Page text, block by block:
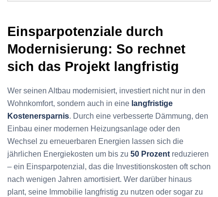
Einsparpotenziale durch
Modernisierung: So rechnet
sich das Projekt langfristig
Wer seinen Altbau modernisiert, investiert nicht nur in den
Wohnkomfort, sondern auch in eine langfristige
Kostenersparnis. Durch eine verbesserte Dämmung, den
Einbau einer modernen Heizungsanlage oder den
Wechsel zu erneuerbaren Energien lassen sich die
jährlichen Energiekosten um bis zu 50 Prozent reduzieren
– ein Einsparpotenzial, das die Investitionskosten oft schon
nach wenigen Jahren amortisiert. Wer darüber hinaus
plant, seine Immobilie langfristig zu nutzen oder sogar zu